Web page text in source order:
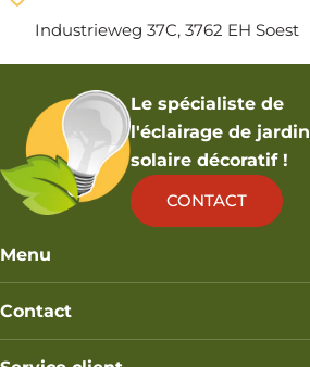
Industrieweg 37C, 3762 EH Soest
Le spécialiste de
l'éclairage de jardin
solaire décoratif !
CONTACT
Menu
Contact